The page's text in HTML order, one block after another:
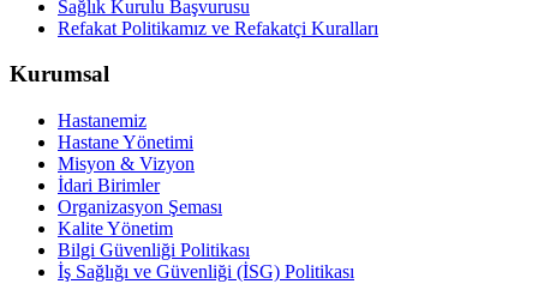
Sağlık Kurulu Başvurusu
Refakat Politikamız ve Refakatçi Kuralları
Kurumsal
Hastanemiz
Hastane Yönetimi
Misyon & Vizyon
İdari Birimler
Organizasyon Şeması
Kalite Yönetim
Bilgi Güvenliği Politikası
İş Sağlığı ve Güvenliği (İSG) Politikası